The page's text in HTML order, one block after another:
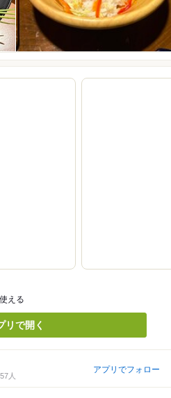
える
リで開く
人
アプリでフォロー